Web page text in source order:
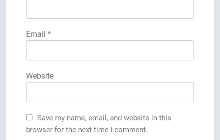
Email *
Website
Save my name, email, and website in this
browser for the next time I comment.